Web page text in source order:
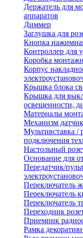
Держатель для
аппаратов
Диммер
Заглушка для
Кнопка
Контроллер для
Коробка
Корпус
Крышка блока
Крышка для
освещенности,
Материалы
Механизм
Мультивставка /
подключения
Настольный
Основание для
Передатчик/
Переключатель
Переключатель
Переключатель
Переходник
Приемник
Рамка